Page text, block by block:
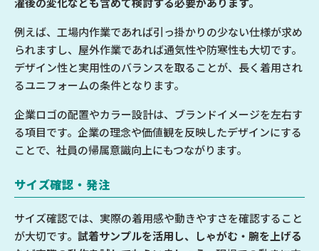
例えば、工場内作業であれば引っ掛かりの少ない仕様が求め
られますし、屋外作業であれば通気性や防寒性も大切です。
デザイン性と実用性のバランスを取ることが、長く着用され
るユニフォームの条件となります。
企業ロゴの配置やカラー設計は、ブランドイメージを左右す
る項目です。企業の理念や価値観を反映したデザインにする
ことで、社員の帰属意識向上にもつながります。
サイズ確認・発注
サイズ確認では、実際の着用感や動きやすさを確認すること
が大切です。 試着サンプルを活用し、しゃがむ・腕を上げる